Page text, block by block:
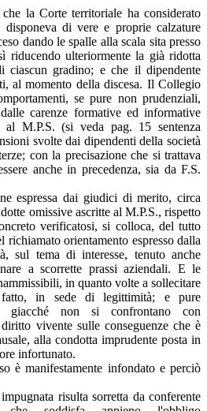
la Corte territoriale ha considerato
di vere e proprie calzature
dando le spalle alla scala sita presso
riducendo ulteriormente la già ridotta
ciascun gradino; e che il dipendente
al momento della discesa. Il Collegio
se pure non prudenziali,
carenze formative ed informative
al M.P.S. (si veda pag. 15 sentenza
svolte dai dipendenti della società
con la precisazione che si trattava
anche in precedenza, sia da F.S.
espressa dai giudici di merito, circa
omissive ascritte al M.P.S., rispetto
verificatosi, si colloca, del tutto
richiamato orientamento espresso dalla
sul tema di interesse, tenuto anche
a scorrette prassi aziendali. E le
in quanto volte a sollecitare
fatto, in sede di legittimità; e pure
giacché non si confrontano con
vivente sulle conseguenze che è
alla condotta imprudente posta in
infortunato.
è manifestamente infondato e perciò
risulta sorretta da conferente